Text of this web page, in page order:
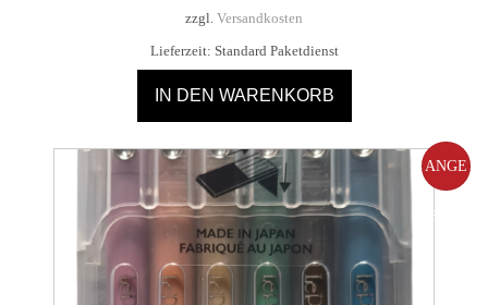
13,20 €
zzgl. Versandkosten
Lieferzeit: Standard Paketdienst
IN DEN WARENKORB
ANGE
BOT!